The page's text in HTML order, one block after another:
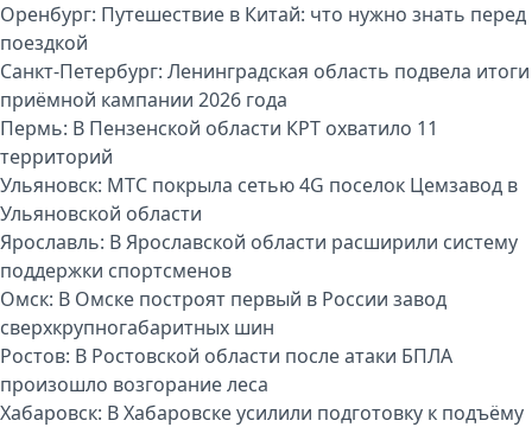
Оренбург: Путешествие в Китай: что нужно знать перед
поездкой
Санкт-Петербург: Ленинградская область подвела итоги
приёмной кампании 2026 года
Пермь: В Пензенской области КРТ охватило 11
территорий
Ульяновск: МТС покрыла сетью 4G поселок Цемзавод в
Ульяновской области
Ярославль: В Ярославской области расширили систему
поддержки спортсменов
Омск: В Омске построят первый в России завод
сверхкрупногабаритных шин
Ростов: В Ростовской области после атаки БПЛА
произошло возгорание леса
Хабаровск: В Хабаровске усилили подготовку к подъёму